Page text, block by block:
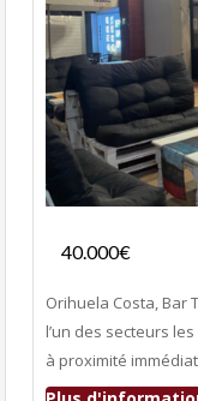
40.000€
Orihuela Costa, Bar
l’un des secteurs
à proximité